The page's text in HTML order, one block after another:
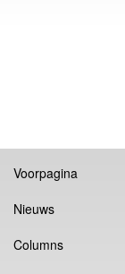
Voorpagina
Nieuws
Columns